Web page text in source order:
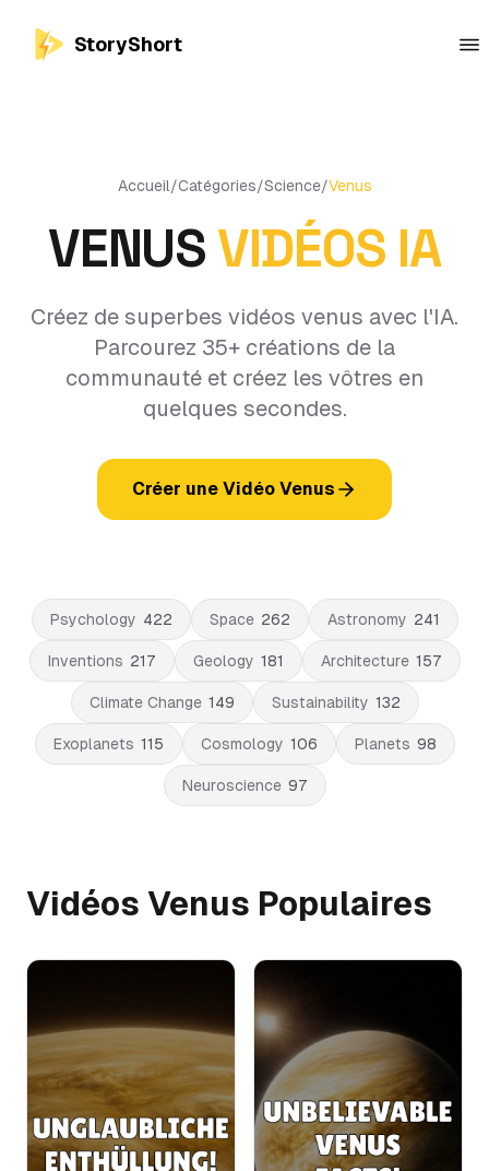
StoryShort
Accueil/Catégories/Science/Venus
VENUSVIDÉOS IA
Créez de superbes vidéos venus avec l'IA.
Parcourez 35+ créations de la
communauté et créez les vôtres en
quelques secondes.
Créer une Vidéo Venus
Psychology 422 Space 262 Astronomy 241
Inventions 217 Geology 181 Architecture 157
Climate Change 149 Sustainability 132
Exoplanets 115 Cosmology 106 Planets 98
Neuroscience 97
Vidéos Venus Populaires